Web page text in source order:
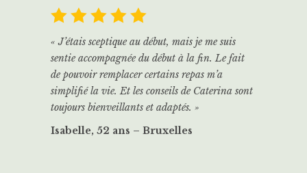
« J’étais sceptique au début, mais je me suis
sentie accompagnée du début à la fin. Le fait
de pouvoir remplacer certains repas m’a
simplifié la vie. Et les conseils de Caterina sont
toujours bienveillants et adaptés. »
Isabelle, 52 ans – Bruxelles